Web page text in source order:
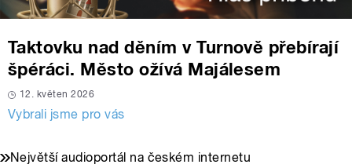
Taktovku nad děním v Turnově přebírají
špéráci. Město ožívá Majálesem
12. květen 2026
Vybrali jsme pro vás
Největší audioportál na českém internetu